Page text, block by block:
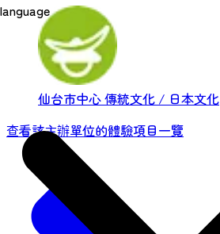
language
仙台市中心傳統文化 / 日本文化
查看該主辦單位的體驗項目一覽